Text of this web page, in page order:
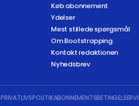
Køb abonnement
Ydelser
Mest stillede spørgsmål
Om Bootstrapping
Kontakt redaktionen
Nyhedsbrev
PRIVATLIVSPOLITIKABONNEMENTSBETINGELSER